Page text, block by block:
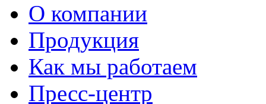
О компании
Продукция
Как мы работаем
Пресс-центр